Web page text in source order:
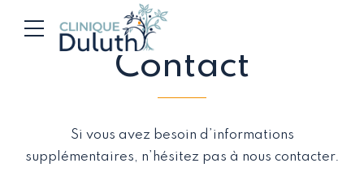
Contact
Si vous avez besoin d’informations
supplémentaires, n’hésitez pas à nous contacter.